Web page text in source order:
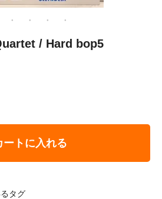
/ Hard bop5
ートに入れる
タグ